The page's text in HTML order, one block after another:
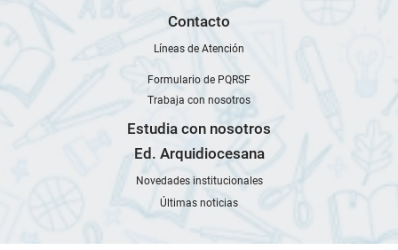
Contacto
Líneas de Atención
Formulario de PQRSF
Trabaja con nosotros
Estudia con nosotros
Ed. Arquidiocesana
Novedades institucionales
Últimas noticias